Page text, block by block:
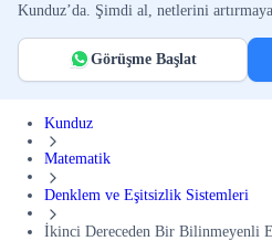
Kunduz’da. Şimdi al, netlerini artırmaya
Görüşme Başlat
Kunduz
Matematik
Denklem ve Eşitsizlik Sistemleri
İkinci Dereceden Bir Bilinmeyenli